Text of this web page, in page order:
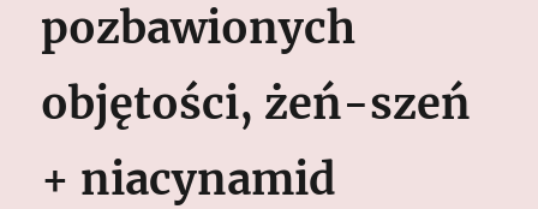
pozbawionych
objętości, żeń-szeń
+ niacynamid